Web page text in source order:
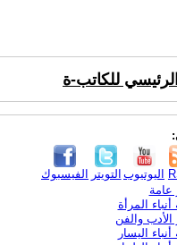
للكاتب-ة
الفيسبوك التويتر اليوتيوب
عامة
أنباء المرأة
الأدب والفن
أنباء اليسار